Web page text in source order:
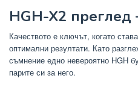
HGH-X2
Качеството е ключът, когато
оптимални резултати. Като
съмнение едно невероятно HGH
парите си за него.